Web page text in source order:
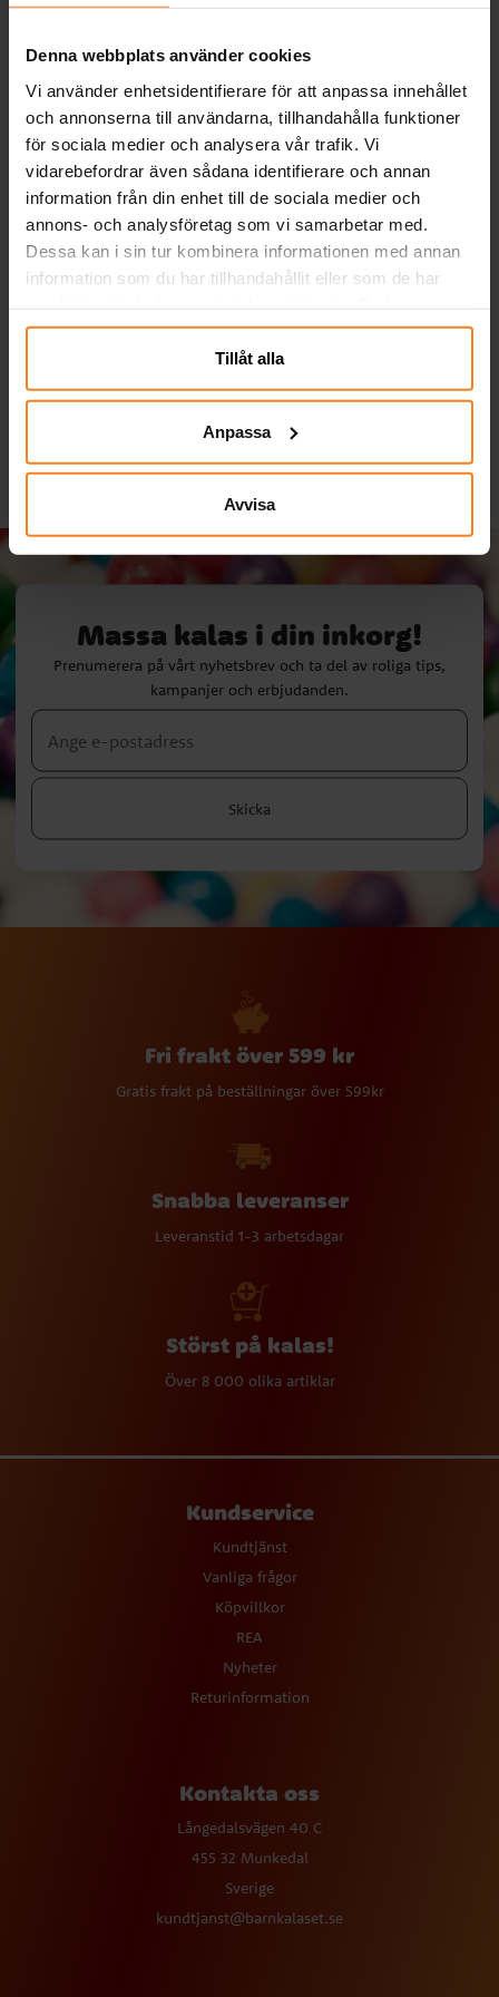
Denna webbplats använder cookies
Vi använder enhetsidentifierare för att anpassa innehållet
och annonserna till användarna, tillhandahålla funktioner
för sociala medier och analysera vår trafik. Vi
vidarebefordrar även sådana identifierare och annan
information från din enhet till de sociala medier och
annons- och analysföretag som vi samarbetar med.
Dessa kan i sin tur kombinera informationen med annan
information som du har tillhandahållit eller som de har
närsomhelst ändra ditt samtycke.
Tillåt alla
Anpassa
Avvisa
99,00 kr
KÖP KÖP
Massa kalas i din inkorg!
Prenumerera på vårt nyhetsbrev och ta del av roliga tips,
kampanjer och erbjudanden.
Skicka
Fri frakt över 599 kr
Gratis frakt på beställningar över 599kr
Snabba leveranser
Leveranstid 1-3 arbetsdagar
Störst på kalas!
Över 8 000 olika artiklar
Kundservice
Kundtjänst
Vanliga frågor
Köpvillkor
REA
Nyheter
Returinformation
Kontakta oss
Långedalsvägen 40 C
455 32 Munkedal
Sverige
kundtjanst@barnkalaset.se